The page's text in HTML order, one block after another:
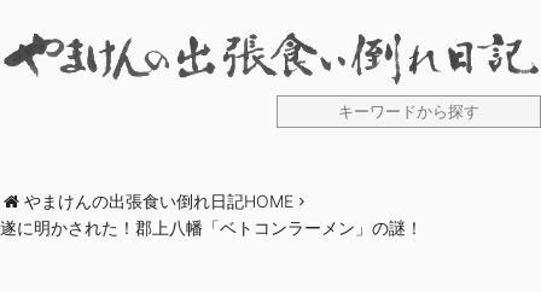
やまけんの出張食い倒れ日記HOME
遂に明かされた！郡上八幡「ベトコンラーメン」の謎！